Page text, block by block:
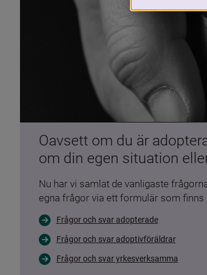
Oavsett om du är
om din egen situation
Nu har vi samlat de vanligaste
egna frågor via ett formulär som finns
Frågor och svar adopterade
Frågor och svar adoptivföräldrar
Frågor och svar yrkesverksamma